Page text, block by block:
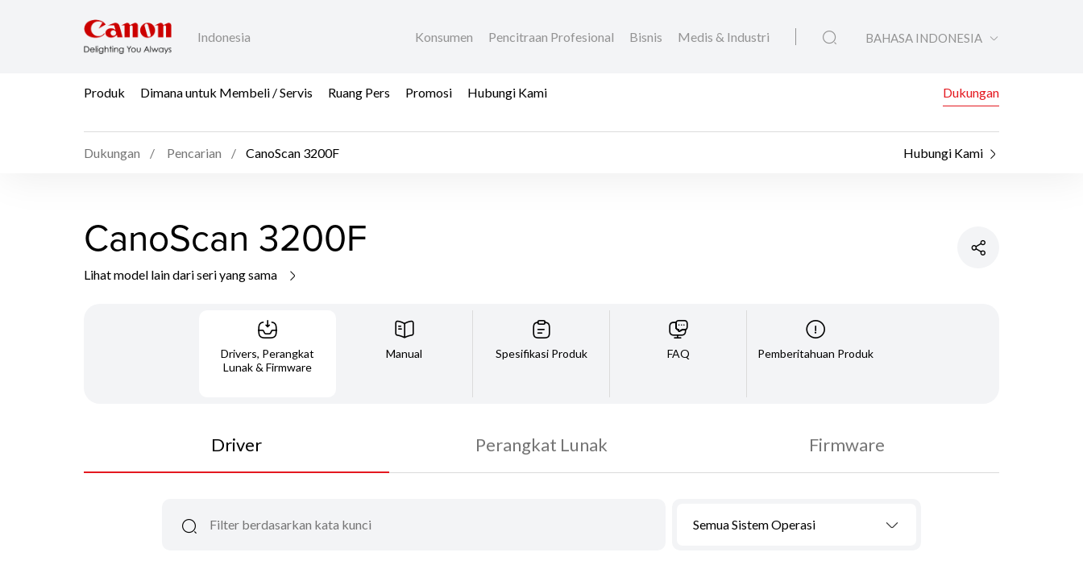
Indonesia Konsumen Pencitraan Profesional Bisnis Medis & Industri BAHASA INDONESIA
Produk Dimana untuk Membeli / Servis Ruang Pers Promosi Hubungi Kami Dukungan
Dukungan Pencarian CanoScan 3200F Hubungi Kami
CanoScan 3200F
Lihat model lain dari seri yang sama
Drivers, Perangkat
Lunak & Firmware
Manual Spesifikasi Produk FAQ Pemberitahuan Produk
Driver Perangkat Lunak Firmware
Semua Sistem Operasi